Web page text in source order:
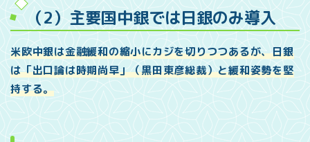
（2）主要国中銀では日銀のみ導入
米欧中銀は金融緩和の縮小にカジを切りつつあるが、日銀
は「出口論は時期尚早」（黒田東彦総裁）と緩和姿勢を堅
持する。